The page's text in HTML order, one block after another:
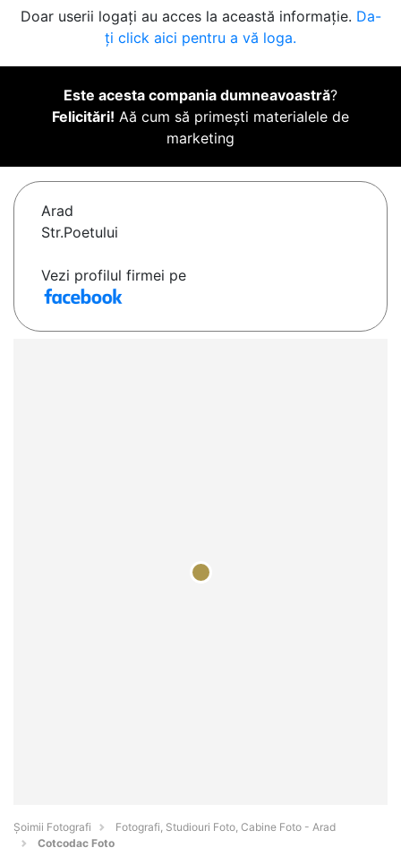
Doar userii logați au acces la această informație. Da-
ți click aici pentru a vă loga.
Este acesta compania dumneavoastră?
Felicitări! Aă cum să primești materialele de
marketing
Arad
Str.Poetului
Vezi profilul firmei pe
Șoimii Fotografi
Fotografi, Studiouri Foto, Cabine Foto - Arad
Cotcodac Foto